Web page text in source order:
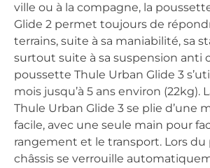
ville ou à la compagne, la
Glide 2 permet toujours de
terrains, suite à sa maniabilité, sa
surtout suite à sa suspension anti
poussette Thule Urban Glide 3
mois jusqu’à 5 ans environ (22kg).
Thule Urban Glide 3 se plie d’une
facile, avec une seule main pour
rangement et le transport. Lors du
châssis se verrouille